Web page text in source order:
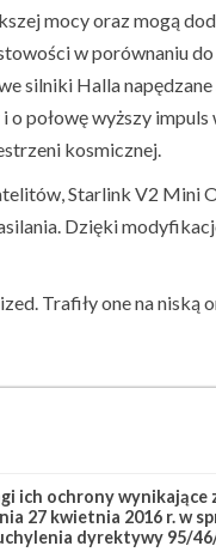
mocy oraz mogą
w porównaniu
silniki Halla
połowę wyższy impuls
kosmicznej.
Starlink V2 Mini
Dzięki
Trafiły one na niską
ich ochrony
27 kwietnia 2016 r.
dyrektywy 95/